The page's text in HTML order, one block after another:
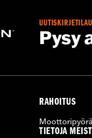
www.h-d.com/warranty
Pysy
RAHOITUS
TIETOJA